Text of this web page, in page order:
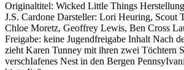
Originaltitel: Wicked Little Things
J.S. Cardone Darsteller: Lori Heuring, Scout
Chloe Moretz, Geoffrey Lewis, Ben Cross
Freigabe: keine Jugendfreigabe Inhalt Nach
zieht Karen Tunney mit ihren zwei Töchtern
verschIafenes Nest in den Bergen